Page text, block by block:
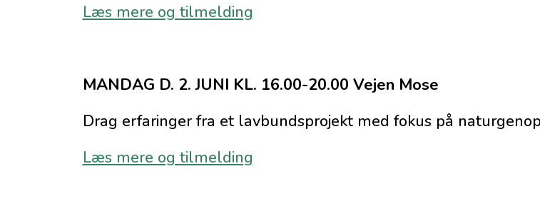
Læs mere og tilmelding
MANDAG D. 2. JUNI KL. 16.00-20.00 Vejen Mose
Drag erfaringer fra et lavbundsprojekt med fokus på
Læs mere og tilmelding